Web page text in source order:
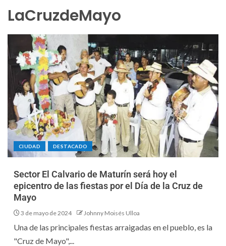
LaCruzdeMayo
CIUDAD DESTACADO
Sector El Calvario de Maturín será hoy el
epicentro de las fiestas por el Día de la Cruz de
Mayo
3 de mayo de 2024 Johnny Moisés Ulloa
Una de las principales fiestas arraigadas en el pueblo, es la
"Cruz de Mayo",...